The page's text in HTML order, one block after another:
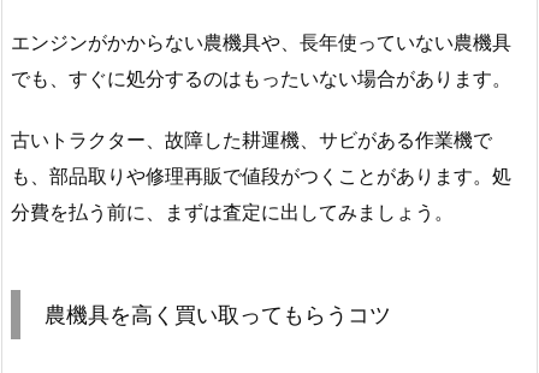
エンジンがかからない農機具や、長年使っていない農機具
でも、すぐに処分するのはもったいない場合があります。
古いトラクター、故障した耕運機、サビがある作業機で
も、部品取りや修理再販で値段がつくことがあります。処
分費を払う前に、まずは査定に出してみましょう。
農機具を高く買い取ってもらうコツ